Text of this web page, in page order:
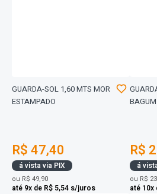
GUARDA-SOL 1,60 MTS MOR
ESTAMPADO
R$ 47,40
á vista via PIX
ou R$ 49,90
até 9x de R$ 5,54 s/juros
R$
á
ou R$
até 10x